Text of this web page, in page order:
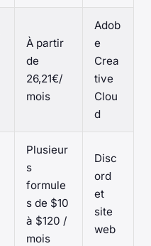
À partir
de
26,21€/
mois
Adob
e
Crea
tive
Clou
d
Plusieur
s
formule
s de $10
à $120 /
mois
Disc
ord
et
site
web